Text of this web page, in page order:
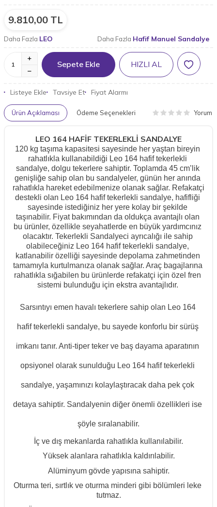
9.810,00 TL
Daha Fazla LEO Daha Fazla Hafif Manuel Sandalye
Sepete Ekle HIZLI AL
Listeye Ekle Tavsiye Et Fiyat Alarmı
Ürün Açıklaması Ödeme Seçenekleri Yorum
LEO 164 HAFİF TEKERLEKLİ SANDALYE
120 kg taşıma kapasitesi sayesinde her yaştan bireyin
rahatlıkla kullanabildiği Leo 164 hafif tekerlekli
sandalye, dolgu tekerlere sahiptir. Toplamda 45 cm’lik
genişliğe sahip olan bu sandalyeler, günün her anında
rahatlıkla hareket edebilmenize olanak sağlar. Refakatçi
destekli olan Leo 164 hafif tekerlekli sandalye, hafifliği
sayesinde istediğiniz her yere kolay bir şekilde
taşınabilir. Fiyat bakımından da oldukça avantajlı olan
bu ürünler, özellikle seyahatlerde en büyük yardımcınız
olacaktır. Tekerlekli Sandalyeci ayrıcalığı ile sahip
olabileceğiniz Leo 164 hafif tekerlekli sandalye,
katlanabilir özelliği sayesinde depolama zahmetinden
tamamıyla kurtulmanıza olanak sağlar. Araç bagajlarına
rahatlıkla sığabilen bu ürünlerde refakatçi için özel fren
sistemi bulunduğu için ekstra avantajlıdır.
Sarsıntıyı emen havalı tekerlere sahip olan Leo 164
hafif tekerlekli sandalye, bu sayede konforlu bir sürüş
imkanı tanır. Anti-tiper teker ve baş dayama aparatının
opsiyonel olarak sunulduğu Leo 164 hafif tekerlekli
sandalye, yaşamınızı kolaylaştıracak daha pek çok
detaya sahiptir. Sandalyenin diğer önemli özellikleri ise
şöyle sıralanabilir.
İç ve dış mekanlarda rahatlıkla kullanılabilir.
Yüksek alanlara rahatlıkla kaldırılabilir.
Alüminyum gövde yapısına sahiptir.
Oturma teri, sırtlık ve oturma minderi gibi bölümleri leke
tutmaz.